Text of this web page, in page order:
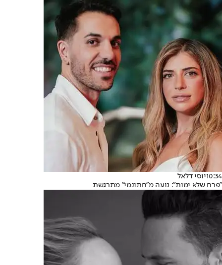
10:34יוסי דלאל
"פרח שלא ימות": נועה מ"חתונמי" מתרגשת